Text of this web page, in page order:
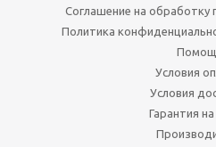
Соглашение на обработку
Политика
Условия
Условия
Гарантия